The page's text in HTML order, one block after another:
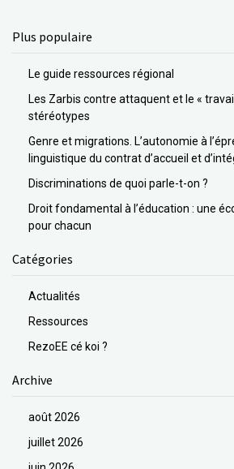
Plus populaire
Le guide ressources régional
Les Zarbis contre attaquent et le «
stéréotypes
Genre et migrations. L’autonomie à
linguistique du contrat d’accueil et
Discriminations de quoi parle-t-on ?
Droit fondamental à l’éducation : une
pour chacun
Catégories
Actualités
Ressources
RezoEE cé koi ?
Archive
août 2026
juillet 2026